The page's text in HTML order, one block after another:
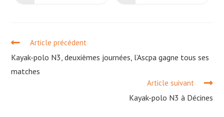
Article précédent
Kayak-polo N3, deuxièmes journées, l’Ascpa gagne tous ses
matches
Article suivant
Kayak-polo N3 à Décines